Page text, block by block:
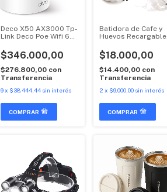
Deco X50 AX3000 Tp-
Link Deco Poe Wifi 6
$346.000,00
$276.800,00 con
Transferencia
9x $38.444,44 sin interés
Batidora de Cafe y
Huevos Recargable
$18.000,00
$14.400,00 con
Transferencia
2 x $9.000,00 sin interés